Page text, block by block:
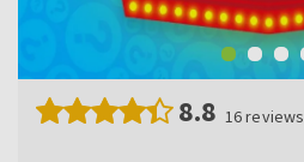
8.8 16reviews